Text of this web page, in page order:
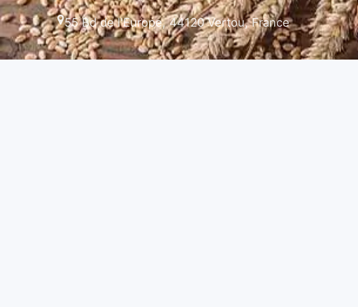
55 Bd de l'Europe, 44120 Vertou, France